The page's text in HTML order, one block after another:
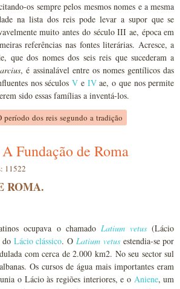
os sempre pelos mesmos nomes e a mesma
na lista dos reis pode levar a supor que se
muito antes do século III ae, época em
referências nas fontes literárias. Acresce, a
que dos nomes dos seis reis que sucederam a
, é assinalável entre os nomes gentílicos das
nos séculosV e IVae, o que nos permite
sido essas famílias a inventá-los.
dos reis segundo a tradição
Fundação de Roma
11522
ROMA.
ocupava o chamadoLatium vetus (Lácio
do Lácio clássico. OLatium vetusestendia-se por
com cerca de 2.000 km2. No seu sector sul
Os cursos de água mais importantes eram
o Lácio às regiões interiores, e o Aniene, um